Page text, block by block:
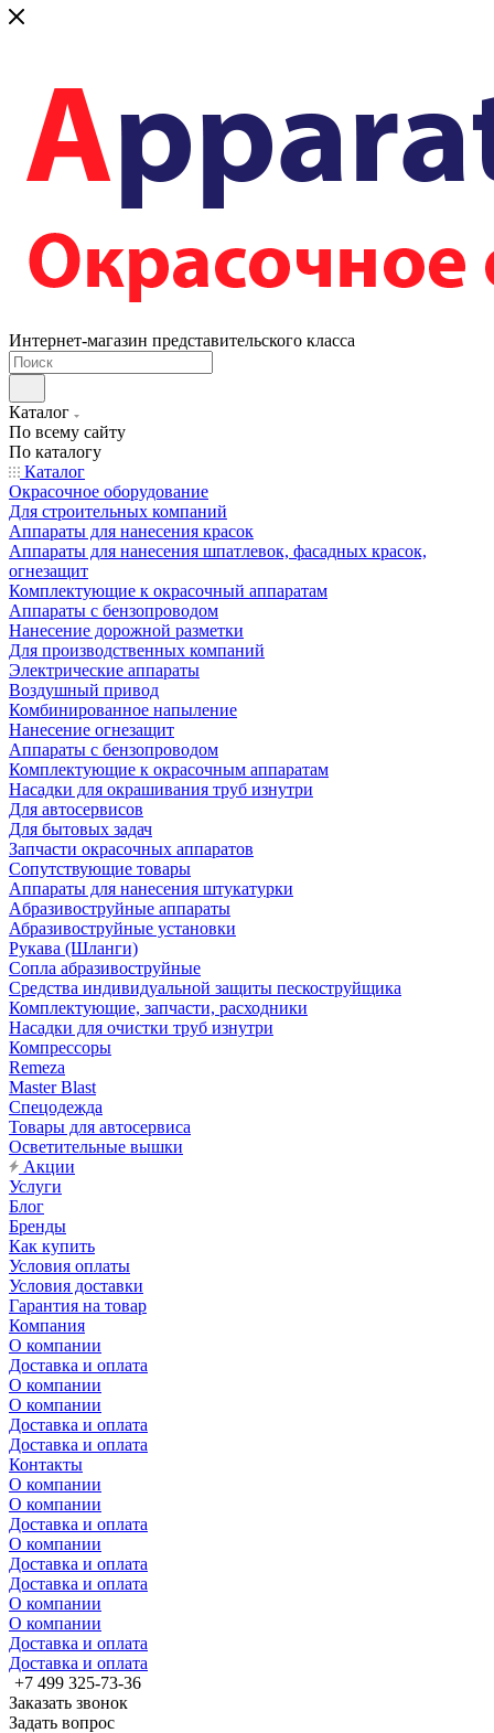
Интернет-магазин представительского класса
Каталог
По всему сайту
По каталогу
Каталог
Окрасочное оборудование
Для строительных компаний
Аппараты для нанесения красок
Аппараты для нанесения шпатлевок, фасадных красок,
огнезащит
Комплектующие к окрасочный аппаратам
Аппараты с бензопроводом
Нанесение дорожной разметки
Для производственных компаний
Электрические аппараты
Воздушный привод
Комбинированное напыление
Нанесение огнезащит
Аппараты с бензопроводом
Комплектующие к окрасочным аппаратам
Насадки для окрашивания труб изнутри
Для автосервисов
Для бытовых задач
Запчасти окрасочных аппаратов
Сопутствующие товары
Аппараты для нанесения штукатурки
Aбразивоструйные аппараты
Абразивоструйные установки
Рукава (Шланги)
Сопла абразивоструйные
Средства индивидуальной защиты пескоструйщика
Комплектующие, запчасти, расходники
Насадки для очистки труб изнутри
Компрессоры
Remeza
Master Blast
Спецодежда
Товары для автосервиса
Осветительные вышки
Акции
Услуги
Блог
Бренды
Как купить
Условия оплаты
Условия доставки
Гарантия на товар
Компания
О компании
Доставка и оплата
О компании
О компании
Доставка и оплата
Доставка и оплата
Контакты
О компании
О компании
Доставка и оплата
О компании
Доставка и оплата
Доставка и оплата
О компании
О компании
Доставка и оплата
Доставка и оплата
+7 499 325-73-36
Заказать звонок
Задать вопрос